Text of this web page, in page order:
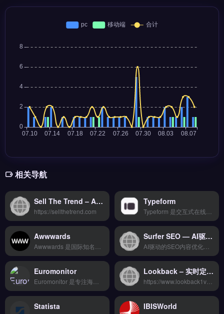
相关导航
Sell The Trend – AI选品与爆品趋势分析平台
https://sellthetrend.com
Typeform
Awwwards Surfer SEO — AI驱动的内容优化与搜索引擎排名工具
Euromonitor Lookback – 实时定性用户研究与 1v1 访谈平台 | 高返佣AI工具
Statista IBISWorld